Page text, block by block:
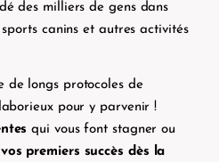
des milliers de gens dans
canins et autres activités
de longs protocoles de
pour y parvenir !
qui vous font stagner ou
premiers succès dès la